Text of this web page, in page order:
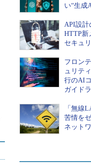
い“生成
API設
HTTP新
セキュ
フロン
ュリテ
行のAI
ガイド
「無線
苦情を
ネット